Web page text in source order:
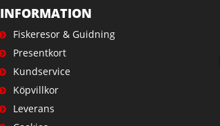
INFORMATION
Fiskeresor & Guidning
Presentkort
Kundservice
Köpvillkor
Leverans